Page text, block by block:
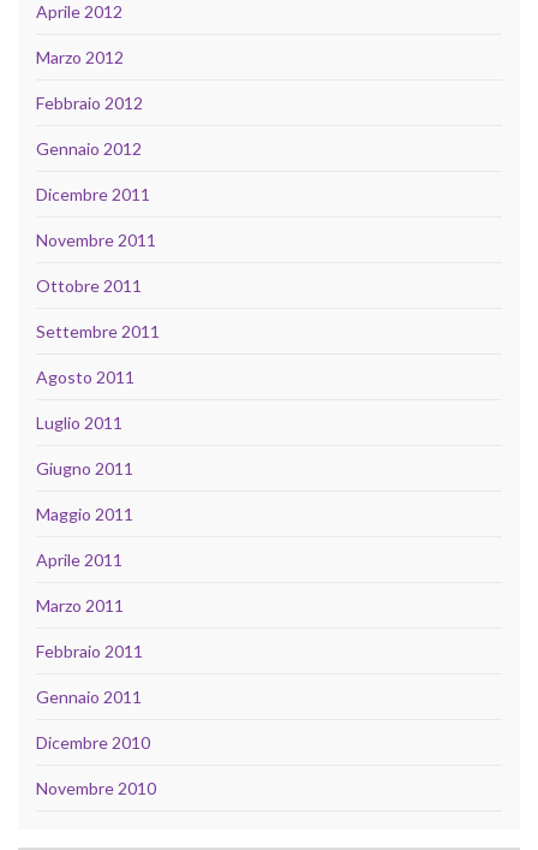
Aprile 2012
Marzo 2012
Febbraio 2012
Gennaio 2012
Dicembre 2011
Novembre 2011
Ottobre 2011
Settembre 2011
Agosto 2011
Luglio 2011
Giugno 2011
Maggio 2011
Aprile 2011
Marzo 2011
Febbraio 2011
Gennaio 2011
Dicembre 2010
Novembre 2010